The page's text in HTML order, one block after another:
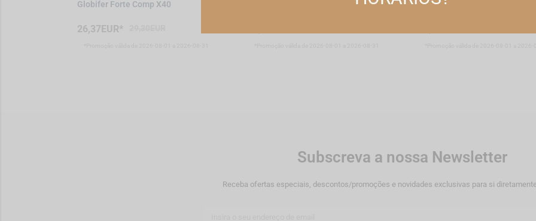
Globifer Forte Comp X40
26,37EUR*
Absorvit Energia Comp X 30 x 30
Absorvit Geleia Real Amp 10 Ml
Subscreva a nossa Newsletter
Receba ofertas especiais, descontos/promoções e novidades exclusivas para si